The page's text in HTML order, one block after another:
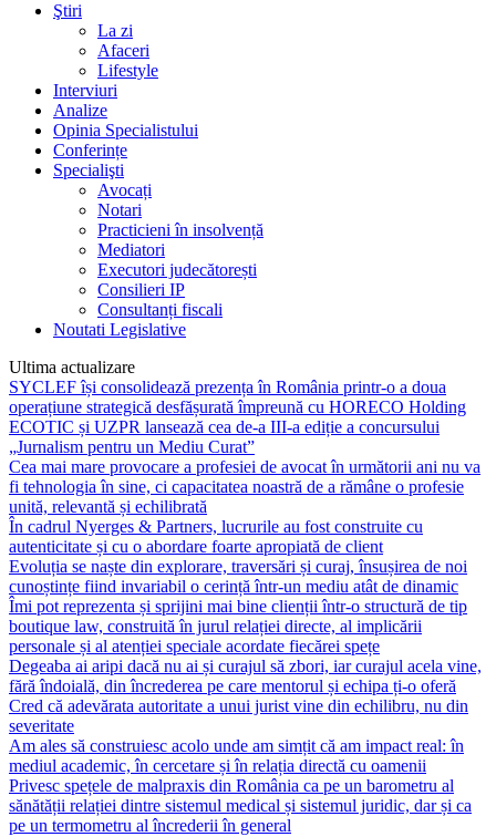
Ştiri
La zi
Afaceri
Lifestyle
Interviuri
Analize
Opinia Specialistului
Conferințe
Specialişti
Avocați
Notari
Practicieni în insolvență
Mediatori
Executori judecătorești
Consilieri IP
Consultanți fiscali
Noutati Legislative
Ultima actualizare
SYCLEF își consolidează prezența în România printr-o a doua
operațiune strategică desfășurată împreună cu HORECO Holding
ECOTIC și UZPR lansează cea de-a III-a ediție a concursului
„Jurnalism pentru un Mediu Curat”
Cea mai mare provocare a profesiei de avocat în următorii ani nu va
fi tehnologia în sine, ci capacitatea noastră de a rămâne o profesie
unită, relevantă și echilibrată
În cadrul Nyerges & Partners, lucrurile au fost construite cu
autenticitate și cu o abordare foarte apropiată de client
Evoluția se naște din explorare, traversări și curaj, însușirea de noi
cunoștințe fiind invariabil o cerință într-un mediu atât de dinamic
Îmi pot reprezenta și sprijini mai bine clienții într-o structură de tip
boutique law, construită în jurul relației directe, al implicării
personale și al atenției speciale acordate fiecărei spețe
Degeaba ai aripi dacă nu ai și curajul să zbori, iar curajul acela vine,
fără îndoială, din încrederea pe care mentorul și echipa ți-o oferă
Cred că adevărata autoritate a unui jurist vine din echilibru, nu din
severitate
Am ales să construiesc acolo unde am simțit că am impact real: în
mediul academic, în cercetare și în relația directă cu oamenii
Privesc spețele de malpraxis din România ca pe un barometru al
sănătății relației dintre sistemul medical și sistemul juridic, dar și ca
pe un termometru al încrederii în general